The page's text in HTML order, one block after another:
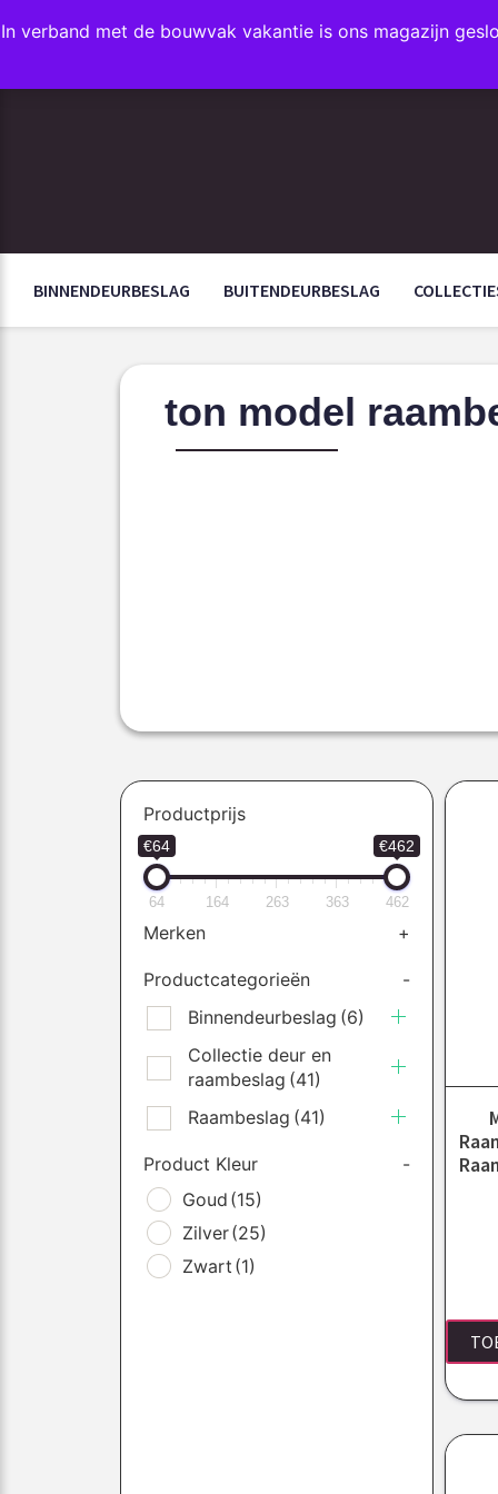
In verband met de bouwvak vakantie is ons magazijn
FAVORIETEN
BINNENDEURBESLAG BUITENDEURBESLAG
ton model
Productprijs
€64 €462
64 164 263 363 462
Merken +
Productcategorieën
-
Binnendeurbeslag (6)
Collectie deur en
raambeslag (41)
Raambeslag (41)
Product Kleur
-
Goud (15)
Zilver(25)
Zwart (1)